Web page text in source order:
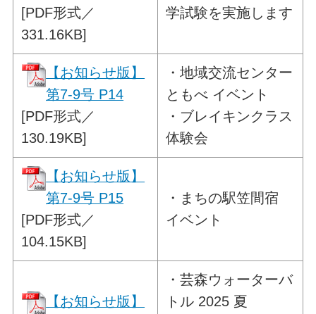
[PDF形式／
331.16KB]
学試験を実施します
【お知らせ版】
第7-9号 P14
[PDF形式／
130.19KB]
・地域交流センター
ともべ イベント
・ブレイキンクラス
体験会
【お知らせ版】
第7-9号 P15
[PDF形式／
104.15KB]
・ まちの駅笠間宿
イベント
【お知らせ版】
・芸森ウォーターバ
トル 2025 夏